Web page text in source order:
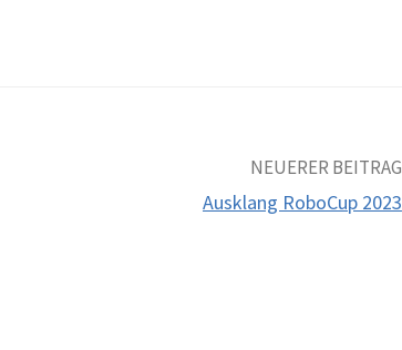
NEUERER BEITRAG
Ausklang RoboCup 2023